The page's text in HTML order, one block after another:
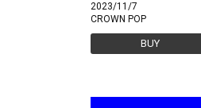
2023/11/7
CROWN POP
BUY